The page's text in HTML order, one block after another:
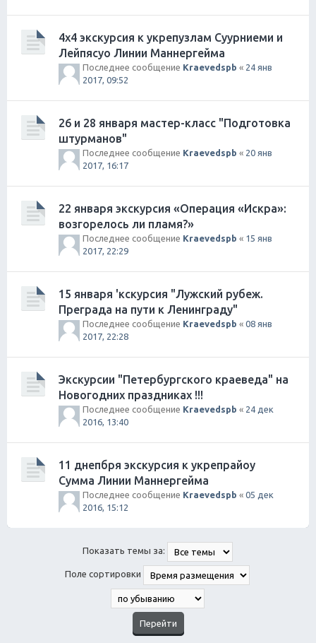
4х4 экскурсия к укрепузлам Суурниеми и
Лейпясуо Линии Маннергейма
Последнее сообщение Kraevedspb « 24 янв
2017, 09:52
26 и 28 января мастер-класс "Подготовка
штурманов"
Последнее сообщение Kraevedspb « 20 янв
2017, 16:17
22 января экскурсия «Операция «Искра»:
возгорелось ли пламя?»
Последнее сообщение Kraevedspb « 15 янв
2017, 22:29
15 января 'кскурсия "Лужский рубеж.
Преграда на пути к Ленинграду"
Последнее сообщение Kraevedspb « 08 янв
2017, 22:28
Экскурсии "Петербургского краеведа" на
Новогодних праздниках !!!
Последнее сообщение Kraevedspb « 24 дек
2016, 13:40
11 днепбря экскурсия к укрепрайоу
Сумма Линии Маннергейма
Последнее сообщение Kraevedspb « 05 дек
2016, 15:12
Показать темы за:
Поле сортировки